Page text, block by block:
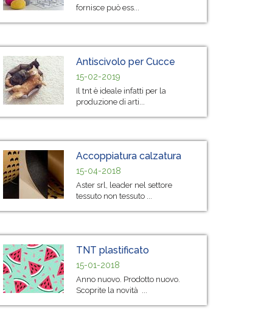
fornisce può ess...
Antiscivolo per Cucce
15-02-2019
Il tnt è ideale infatti per la
produzione di arti...
Accoppiatura calzatura
15-04-2018
Aster srl, leader nel settore
tessuto non tessuto ...
TNT plastificato
15-01-2018
Anno nuovo. Prodotto nuovo.
Scoprite la novità ...